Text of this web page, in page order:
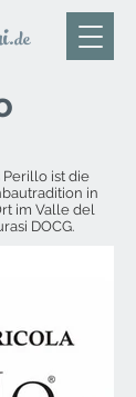
.de
Perillo ist die
in
im Valle del
DOCG.